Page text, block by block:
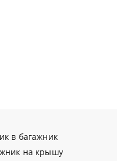
в багажник
на крышу